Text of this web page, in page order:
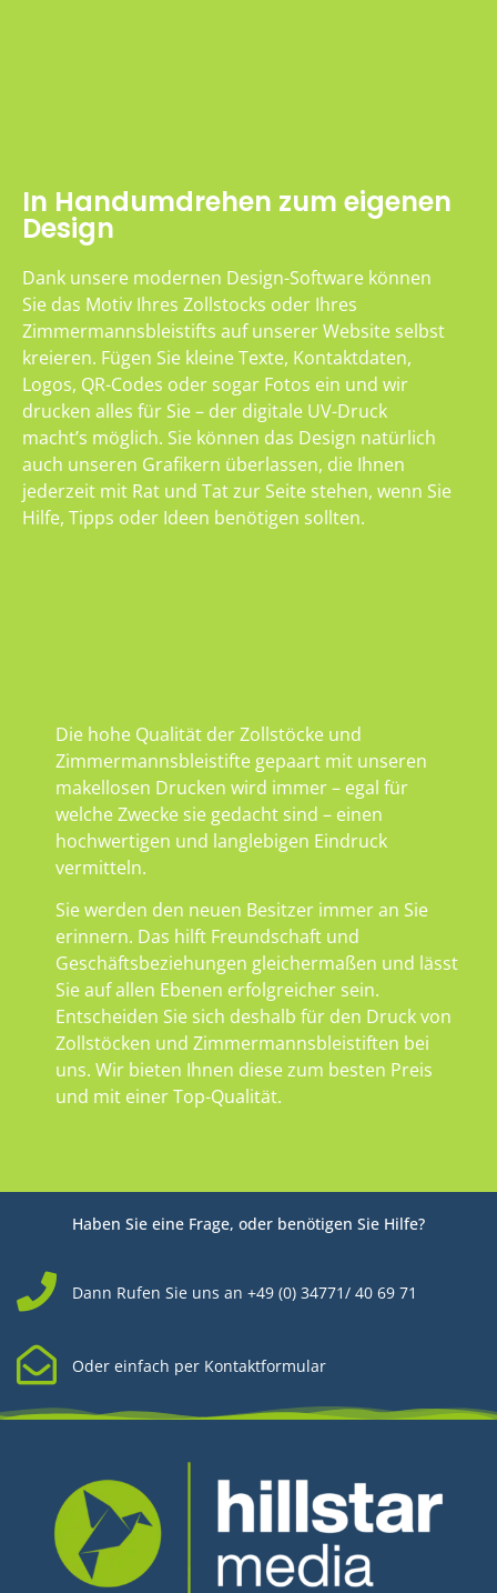
In Handumdrehen zum eigenen
Design
Dank unsere modernen Design-Software können
Sie das Motiv Ihres Zollstocks oder Ihres
Zimmermannsbleistifts auf unserer Website selbst
kreieren. Fügen Sie kleine Texte, Kontaktdaten,
Logos, QR-Codes oder sogar Fotos ein und wir
drucken alles für Sie – der digitale UV-Druck
macht’s möglich. Sie können das Design natürlich
auch unseren Grafikern überlassen, die Ihnen
jederzeit mit Rat und Tat zur Seite stehen, wenn Sie
Hilfe, Tipps oder Ideen benötigen sollten.
Die hohe Qualität der Zollstöcke und
Zimmermannsbleistifte gepaart mit unseren
makellosen Drucken wird immer – egal für
welche Zwecke sie gedacht sind – einen
hochwertigen und langlebigen Eindruck
vermitteln.
Sie werden den neuen Besitzer immer an Sie
erinnern. Das hilft Freundschaft und
Geschäftsbeziehungen gleichermaßen und lässt
Sie auf allen Ebenen erfolgreicher sein.
Entscheiden Sie sich deshalb für den Druck von
Zollstöcken und Zimmermannsbleistiften bei
uns. Wir bieten Ihnen diese zum besten Preis
und mit einer Top-Qualität.
Haben Sie eine Frage, oder benötigen Sie Hilfe?
Dann Rufen Sie uns an +49 (0) 34771/ 40 69 71
Oder einfach per Kontaktformular